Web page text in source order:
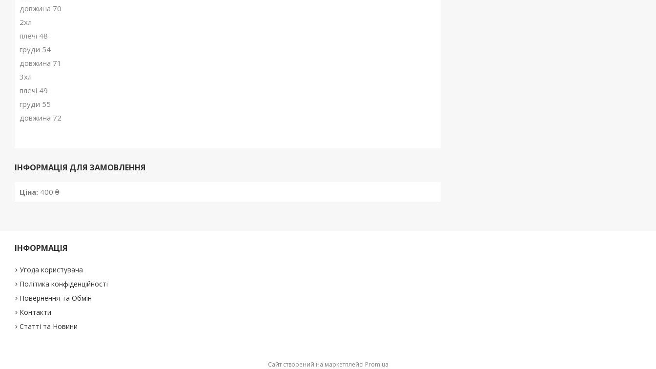
довжина 70
2хл
плечі 48
груди 54
довжина 71
3хл
плечі 49
груди 55
довжина 72
ІНФОРМАЦІЯ ДЛЯ ЗАМОВЛЕННЯ
Ціна: 400 ₴
ІНФОРМАЦІЯ
Угода користувача
Політика конфіденційності
Повернення та Обмін
Контакти
Статті та Новини
Сайт створений на маркетплейсі Prom.ua